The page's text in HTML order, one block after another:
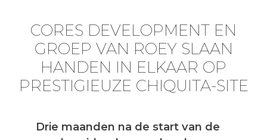
CORES DEVELOPMENT EN
GROEP VAN ROEY SLAAN
HANDEN IN ELKAAR OP
PRESTIGIEUZE CHIQUITA-SITE
Drie maanden na de start van de